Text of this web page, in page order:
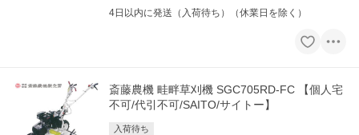
4日以内に発送（入荷待ち）（休業日を除く）
斎藤農機 畦畔草刈機 SGC705RD-FC 【個人宅
不可/代引不可/SAITO/サイトー】
入荷待ち